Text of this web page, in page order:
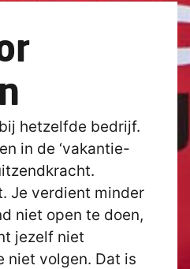
hetzelfde bedrijf.
in de ‘vakantie-
Je verdient minder
niet open te doen,
jezelf niet
niet volgen. Dat is